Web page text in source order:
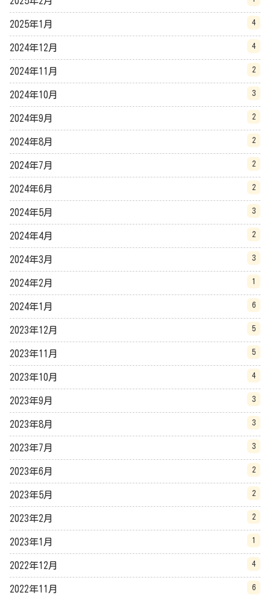
2025年1月 4
2024年12月 4
2024年11月 2
2024年10月 3
2024年9月 2
2024年8月 2
2024年7月 2
2024年6月 2
2024年5月 3
2024年4月 2
2024年3月 3
2024年2月 1
2024年1月 6
2023年12月 5
2023年11月 5
2023年10月 4
2023年9月 3
2023年8月 3
2023年7月 3
2023年6月 2
2023年5月 2
2023年2月 2
2023年1月 1
2022年12月 4
2022年11月 6